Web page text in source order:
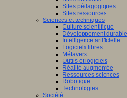
Sites pédagogiques
Sites ressources
Sciences et techniques
Culture scientifique
Développement durable
Intelligence artificielle
Logiciels libres
Métavers
Outils et logiciels
Réalité augmentée
Ressources sciences
Robotique
Technologies
Société